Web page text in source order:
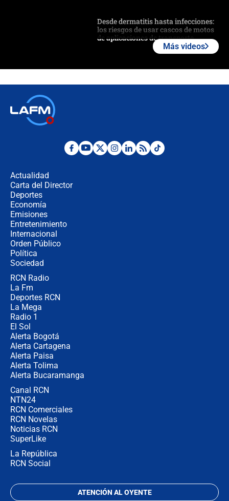
Desde dermatitis hasta infecciones:
los riesgos de usar cascos de motos
de aplicaciones de transporte
Posesión de Abelardo De La Espriella
Más videos
Actualidad
Carta del Director
Deportes
Economía
Emisiones
Entretenimiento
Internacional
Orden Público
Política
Sociedad
RCN Radio
La Fm
Deportes RCN
La Mega
Radio 1
El Sol
Alerta Bogotá
Alerta Cartagena
Alerta Paisa
Alerta Tolima
Alerta Bucaramanga
Canal RCN
NTN24
RCN Comerciales
RCN Novelas
Noticias RCN
SuperLike
La República
RCN Social
ATENCIÓN AL OYENTE